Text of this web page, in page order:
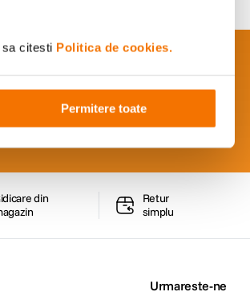
citesti Politica de cookies.
Permitere toate
din
Retur
simplu
Urmareste-ne